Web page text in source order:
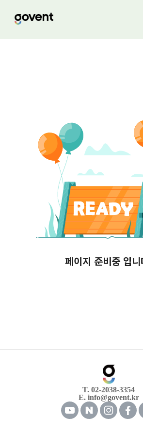
페이지 준비중 입
T. 02-2038-3354
E. info@govent.kr